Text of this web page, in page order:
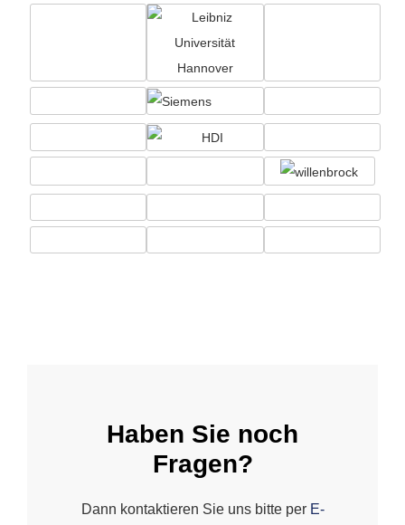
Haben Sie noch
Fragen?
Dann kontaktieren Sie uns bitte per E-